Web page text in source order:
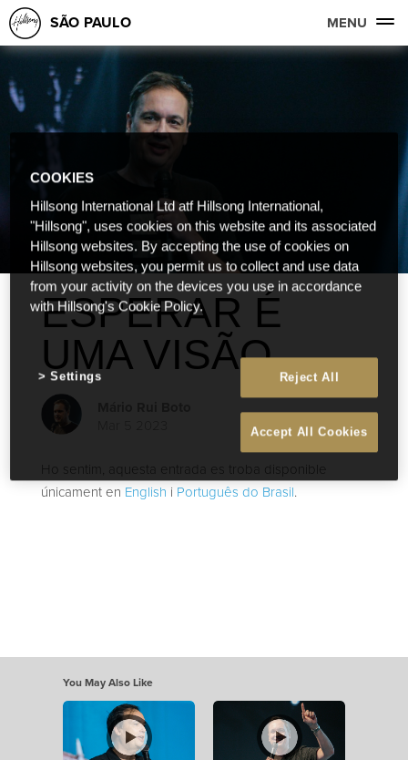
SÃO PAULO MENU
ESPERAR É
UMA VISÃO
Ho sentim, aquesta entrada es troba disponible
únicament en English i Português do Brasil.
You May Also Like
COOKIES
Hillsong International Ltd atf Hillsong International,
"Hillsong", uses cookies on this website and its associated
Hillsong websites. By accepting the use of cookies on
Hillsong websites, you permit us to collect and use data
from your activity on the devices you use in accordance
with Hillsong's Cookie Policy.
Reject All
Accept All Cookies
Settings